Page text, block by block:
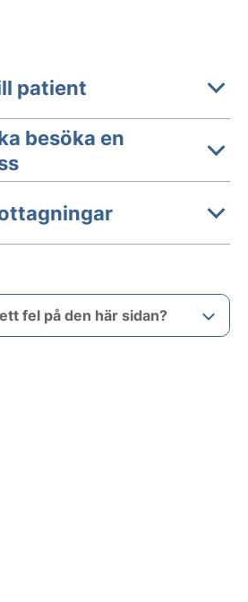
patient
besöka en
fel på den här sidan?